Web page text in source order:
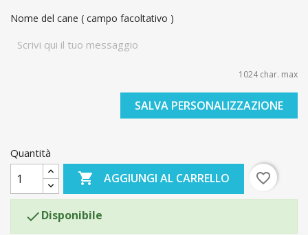
Nome del cane ( campo facoltativo )
1024 char. max
SALVA PERSONALIZZAZIONE
Quantità
 AGGIUNGI AL CARRELLO favorite_border
Disponibile